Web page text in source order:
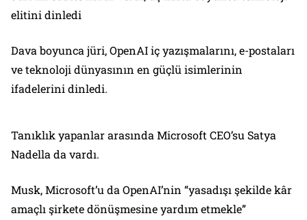
elitini dinledi
Dava boyunca jüri, OpenAI iç yazışmalarını, e-postaları
ve teknoloji dünyasının en güçlü isimlerinin
ifadelerini dinledi.
Tanıklık yapanlar arasında Microsoft CEO’su Satya
Nadella da vardı.
Musk, Microsoft’u da OpenAI’nin “yasadışı şekilde kâr
amaçlı şirkete dönüşmesine yardım etmekle”